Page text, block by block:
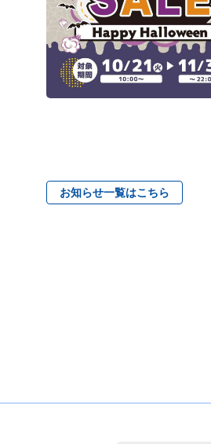
お知らせ一覧はこちら